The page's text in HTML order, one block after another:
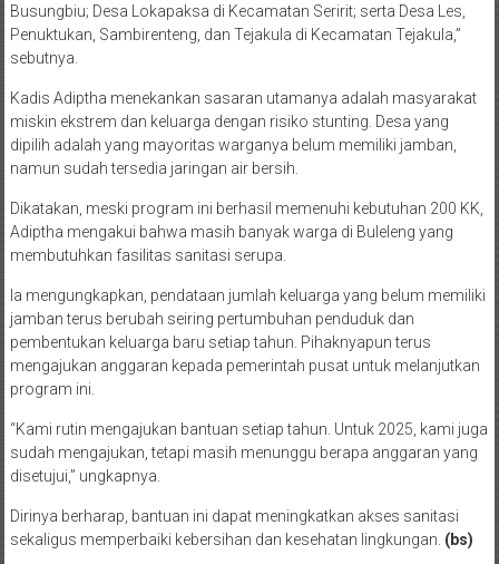
Busungbiu; Desa Lokapaksa di Kecamatan Seririt; serta Desa Les,
Penuktukan, Sambirenteng, dan Tejakula di Kecamatan Tejakula,”
sebutnya.
Kadis Adiptha menekankan sasaran utamanya adalah masyarakat
miskin ekstrem dan keluarga dengan risiko stunting. Desa yang
dipilih adalah yang mayoritas warganya belum memiliki jamban,
namun sudah tersedia jaringan air bersih.
Dikatakan, meski program ini berhasil memenuhi kebutuhan 200 KK,
Adiptha mengakui bahwa masih banyak warga di Buleleng yang
membutuhkan fasilitas sanitasi serupa.
Ia mengungkapkan, pendataan jumlah keluarga yang belum memiliki
jamban terus berubah seiring pertumbuhan penduduk dan
pembentukan keluarga baru setiap tahun. Pihaknyapun terus
mengajukan anggaran kepada pemerintah pusat untuk melanjutkan
program ini.
“Kami rutin mengajukan bantuan setiap tahun. Untuk 2025, kami juga
sudah mengajukan, tetapi masih menunggu berapa anggaran yang
disetujui,” ungkapnya.
Dirinya berharap, bantuan ini dapat meningkatkan akses sanitasi
sekaligus memperbaiki kebersihan dan kesehatan lingkungan. (bs)